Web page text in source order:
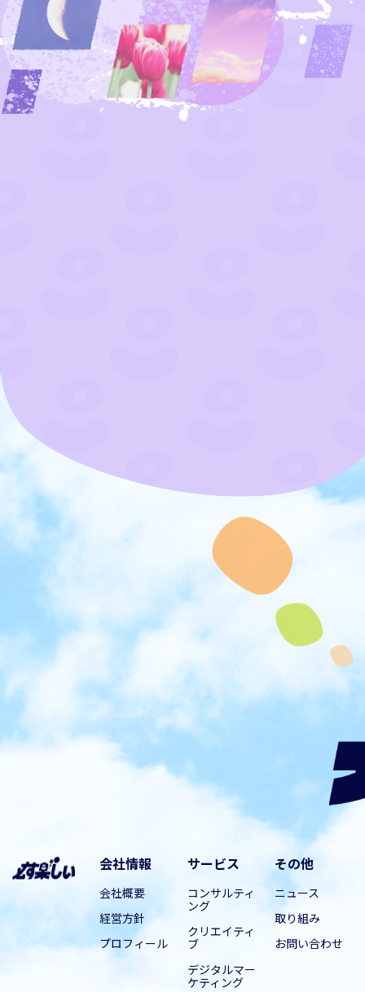
会社情報
会社概要
経営方針
プロフィール
サービス
コンサルティ
ング
クリエイティ
ブ
デジタルマー
ケティング
その他
ニュース
取り組み
お問い合わせ